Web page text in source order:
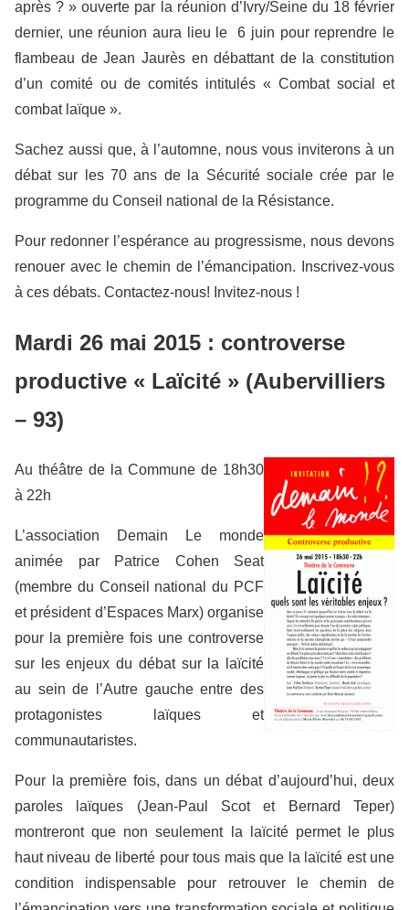
après ? » ouverte par la réunion d’Ivry/Seine du 18 février
dernier, une réunion aura lieu le 6 juin pour reprendre le
flambeau de Jean Jaurès en débattant de la constitution
d’un comité ou de comités intitulés « Combat social et
combat laïque ».
Sachez aussi que, à l’automne, nous vous inviterons à un
débat sur les 70 ans de la Sécurité sociale crée par le
programme du Conseil national de la Résistance.
Pour redonner l’espérance au progressisme, nous devons
renouer avec le chemin de l’émancipation. Inscrivez-vous
à ces débats.​ Contactez-nous! Invitez-nous !
Mardi 26 mai 2015 : controverse
productive « Laïcité » (Aubervilliers
– 93)
Au théâtre de la Commune de 18h30
à 22h
L’association Demain Le monde
animée par Patrice Cohen Seat
(membre du Conseil national du PCF
et président d’Espaces Marx) organise
pour la première fois une controverse
sur les enjeux du débat sur la laïcité
au sein de l’Autre gauche entre des
protagonistes laïques et
communautaristes.
Pour la première fois, dans un débat d’aujourd’hui, deux
paroles laïques (Jean-Paul Scot et Bernard Teper)
montreront que non seulement la laïcité permet le plus
haut niveau de liberté pour tous mais que la laïcité est une
condition indispensable pour retrouver le chemin de